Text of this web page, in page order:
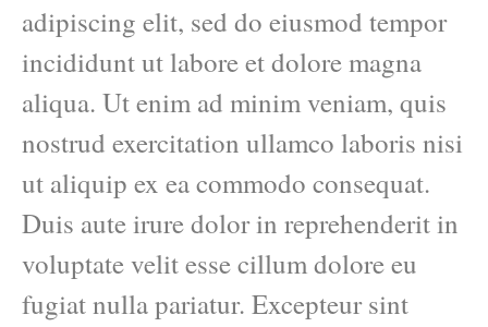
adipiscing elit, sed do eiusmod tempor
incididunt ut labore et dolore magna
aliqua. Ut enim ad minim veniam, quis
nostrud exercitation ullamco laboris nisi
ut aliquip ex ea commodo consequat.
Duis aute irure dolor in reprehenderit in
voluptate velit esse cillum dolore eu
fugiat nulla pariatur. Excepteur sint